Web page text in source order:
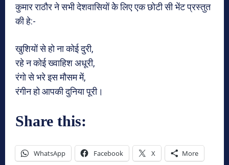
कुमार राठौर ने सभी देशवासियों केे लिए एक छोटी सी भेंट प्रस्तुत
की हे:-
खुशियों से हो ना कोई दुरी,
रहे न कोई ख्वाहिश अधूरी,
रंगो से भरे इस मौसम में,
रंगीन हो आपकी दुनिया पूरी।
Share this:
WhatsApp Facebook X More